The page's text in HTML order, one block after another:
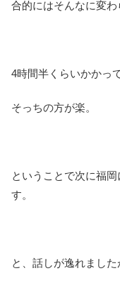
合的にはそんなに変わ
4時間半くらいかかっ
そっちの方が楽。
ということで次に福
す。
と、話しが逸れました